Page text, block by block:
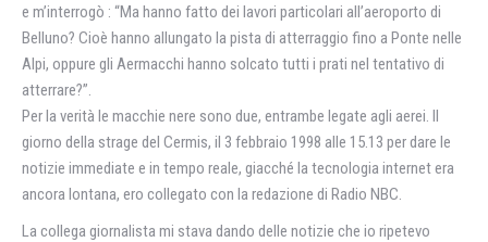
e m’interrogò : “Ma hanno fatto dei lavori particolari all’aeroporto di
Belluno? Cioè hanno allungato la pista di atterraggio fino a Ponte nelle
Alpi, oppure gli Aermacchi hanno solcato tutti i prati nel tentativo di
atterrare?”.
Per la verità le macchie nere sono due, entrambe legate agli aerei. Il
giorno della strage del Cermis, il 3 febbraio 1998 alle 15.13 per dare le
notizie immediate e in tempo reale, giacché la tecnologia internet era
ancora lontana, ero collegato con la redazione di Radio NBC.
La collega giornalista mi stava dando delle notizie che io ripetevo